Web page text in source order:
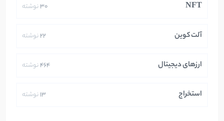
NFT
30نوشته
آلت کوین 22نوشته
ارزهای دیجیتال 464نوشته
استخراج 13نوشته